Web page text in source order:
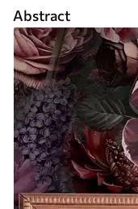
Abstract